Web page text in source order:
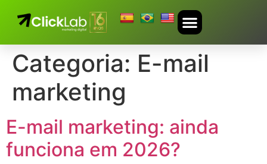
Categoria: E-mail
marketing
E-mail marketing: ainda
funciona em 2026?